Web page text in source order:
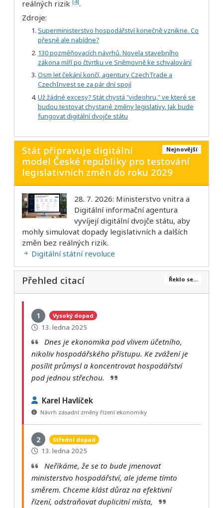
reálných rizik
.
Zdroje:
Superministerstvo hospodářství konečně vznikne. Co
přesně ale nabídne?
130 pozměňovacích návrhů. Novela stavebního
zákona míří po čtvrtku ve Sněmovně ke schvalování
Osm let čekání končí, agentury CzechTrade a
CzechInvest se za pár dní spojí
Už žádné excesy? Stát chystá "videohru," ve které se
budou testovat chystané změny legislativy. Jak bude
fungovat digitální dvojče státu
Nejnovější
Stát připravuje digitální
model České republiky pro testování
legislativních změn do roku 2029
28. 7. 2026: Ministerstvo vnitra a
Digitální informační agentura
vyvíjejí digitální dvojče státu, aby
mohly simulovat dopady legislativních a dalších
změn bez reálných rizik.
Digitální státní revoluce
Řeklo se...
Přehled citací
1 Vysoký dopad
13. ledna 2025
Dnes je ekonomika pod vlivem účetního,
nikoliv hospodářského přístupu. Ke zvážení je
posílit průmysl a koncentrovat hospodářství
pod jednou střechou.
Karel Havlíček
Návrh zásadní změny řízení ekonomiky
2 Střední dopad
13. ledna 2025
Neříkáme, že se to bude jmenovat
ministerstvo hospodářství, ale jdeme tímto
směrem. Chceme klást důraz na efektivní
řízení, odstraňovat duplicitní místa,